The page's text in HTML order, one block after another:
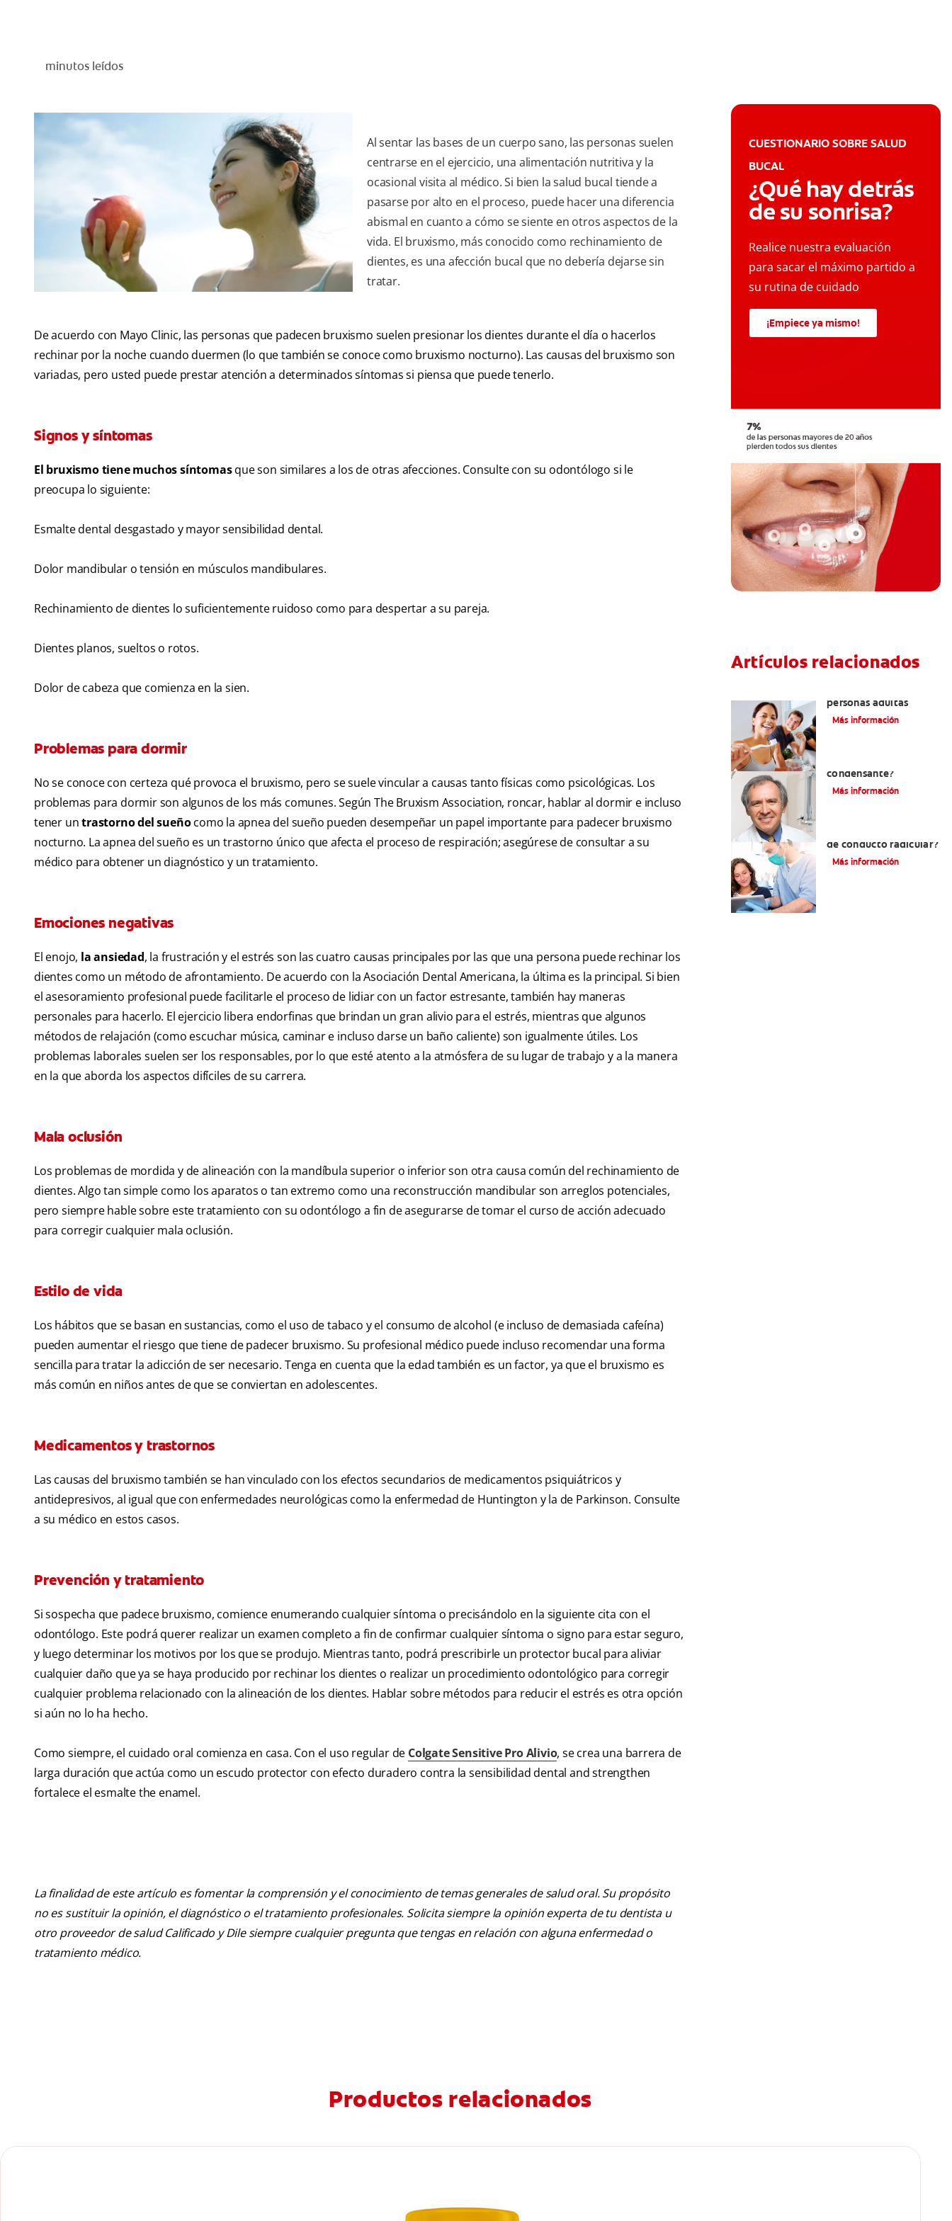
minutos leídos
Al sentar las bases de un cuerpo sano, las personas suelen
centrarse en el ejercicio, una alimentación nutritiva y la
ocasional visita al médico. Si bien la salud bucal tiende a
pasarse por alto en el proceso, puede hacer una diferencia
abismal en cuanto a cómo se siente en otros aspectos de la
vida. El bruxismo, más conocido como rechinamiento de
dientes, es una afección bucal que no debería dejarse sin
tratar.
De acuerdo con Mayo Clinic, las personas que padecen bruxismo suelen presionar los dientes durante el día o hacerlos
rechinar por la noche cuando duermen (lo que también se conoce como bruxismo nocturno). Las causas del bruxismo son
variadas, pero usted puede prestar atención a determinados síntomas si piensa que puede tenerlo.
Signos y síntomas
El bruxismo tiene muchos síntomasque son similares a los de otras afecciones. Consulte con su odontólogo si le
preocupa lo siguiente:
Esmalte dental desgastado y mayor sensibilidad dental.
Dolor mandibular o tensión en músculos mandibulares.
Rechinamiento de dientes lo suficientemente ruidoso como para despertar a su pareja.
Dientes planos, sueltos o rotos.
Dolor de cabeza que comienza en la sien.
Problemas para dormir
No se conoce con certeza qué provoca el bruxismo, pero se suele vincular a causas tanto físicas como psicológicas. Los
problemas para dormir son algunos de los más comunes. Según The Bruxism Association, roncar, hablar al dormir e incluso
tener untrastorno del sueñocomo la apnea del sueño pueden desempeñar un papel importante para padecer bruxismo
nocturno. La apnea del sueño es un trastorno único que afecta el proceso de respiración; asegúrese de consultar a su
médico para obtener un diagnóstico y un tratamiento.
Emociones negativas
El enojo, la ansiedad, la frustración y el estrés son las cuatro causas principales por las que una persona puede rechinar los
dientes como un método de afrontamiento. De acuerdo con la Asociación Dental Americana, la última es la principal. Si bien
el asesoramiento profesional puede facilitarle el proceso de lidiar con un factor estresante, también hay maneras
personales para hacerlo. El ejercicio libera endorfinas que brindan un gran alivio para el estrés, mientras que algunos
métodos de relajación (como escuchar música, caminar e incluso darse un baño caliente) son igualmente útiles. Los
problemas laborales suelen ser los responsables, por lo que esté atento a la atmósfera de su lugar de trabajo y a la manera
en la que aborda los aspectos difíciles de su carrera.
Mala oclusión
Los problemas de mordida y de alineación con la mandíbula superior o inferior son otra causa común del rechinamiento de
dientes. Algo tan simple como los aparatos o tan extremo como una reconstrucción mandibular son arreglos potenciales,
pero siempre hable sobre este tratamiento con su odontólogo a fin de asegurarse de tomar el curso de acción adecuado
para corregir cualquier mala oclusión.
Estilo de vida
Los hábitos que se basan en sustancias, como el uso de tabaco y el consumo de alcohol (e incluso de demasiada cafeína)
pueden aumentar el riesgo que tiene de padecer bruxismo. Su profesional médico puede incluso recomendar una forma
sencilla para tratar la adicción de ser necesario. Tenga en cuenta que la edad también es un factor, ya que el bruxismo es
más común en niños antes de que se conviertan en adolescentes.
Medicamentos y trastornos
Las causas del bruxismo también se han vinculado con los efectos secundarios de medicamentos psiquiátricos y
antidepresivos, al igual que con enfermedades neurológicas como la enfermedad de Huntington y la de Parkinson. Consulte
a su médico en estos casos.
Prevención y tratamiento
Si sospecha que padece bruxismo, comience enumerando cualquier síntoma o precisándolo en la siguiente cita con el
odontólogo. Este podrá querer realizar un examen completo a fin de confirmar cualquier síntoma o signo para estar seguro,
y luego determinar los motivos por los que se produjo. Mientras tanto, podrá prescribirle un protector bucal para aliviar
cualquier daño que ya se haya producido por rechinar los dientes o realizar un procedimiento odontológico para corregir
cualquier problema relacionado con la alineación de los dientes. Hablar sobre métodos para reducir el estrés es otra opción
si aún no lo ha hecho.
Como siempre, el cuidado oral comienza en casa. Con el uso regular de Colgate Sensitive Pro Alivio, se crea una barrera de
larga duración que actúa como un escudo protector con efecto duradero contra la sensibilidad dental and strengthen
fortalece el esmalte the enamel.
La finalidad de este artículo es fomentar la comprensión y el conocimiento de temas generales de salud oral. Su propósito
no es sustituir la opinión, el diagnóstico o el tratamiento profesionales. Solicita siempre la opinión experta de tu dentista u
otro proveedor de salud Calificado y Dile siempre cualquier pregunta que tengas en relación con alguna enfermedad o
tratamiento médico.
CUESTIONARIO SOBRE SALUD
BUCAL
¿Qué hay detrás
de su sonrisa?
Realice nuestra evaluación
para sacar el máximo partido a
su rutina de cuidado
¡Empiece ya mismo!
Artículos relacionados
personas adultas
Más información
condensante?
Más información
de conducto radicular?
Más información
Productos relacionados